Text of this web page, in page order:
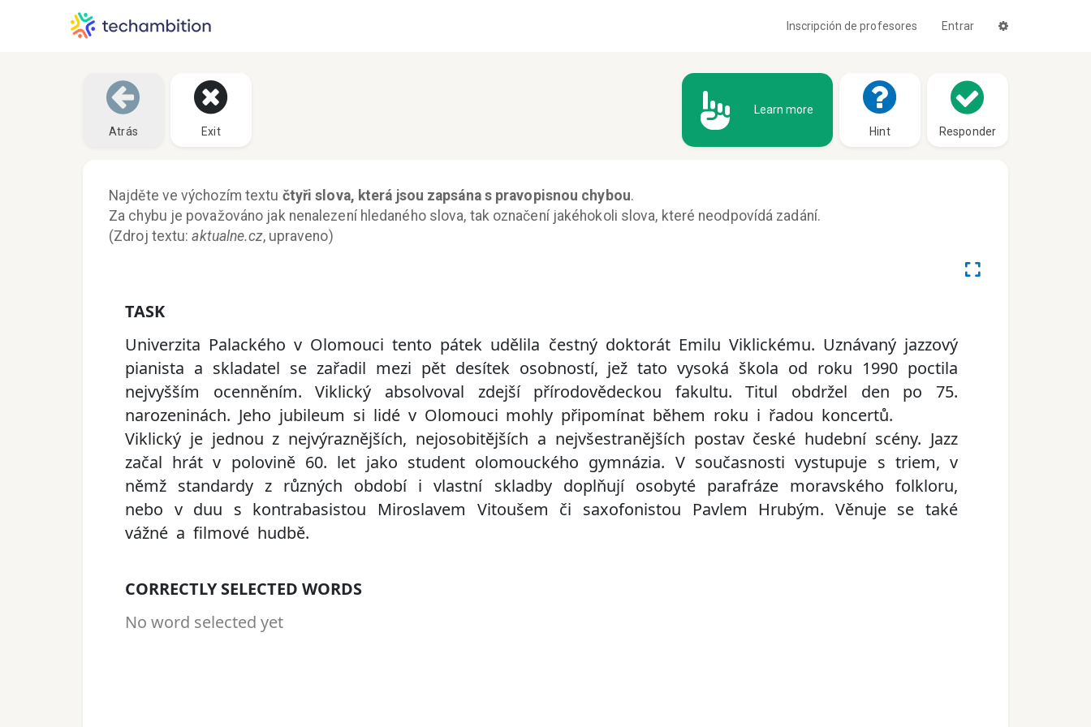
Inscripción de profesores Entrar
Atrás Exit Hint Responder
Learn more
Najděte ve výchozím textu čtyři slova, která jsou zapsána s pravopisnou chybou.
Za chybu je považováno jak nenalezení hledaného slova, tak označení jakéhokoli slova, které neodpovídá zadání.
(Zdroj textu:aktualne.cz, upraveno)